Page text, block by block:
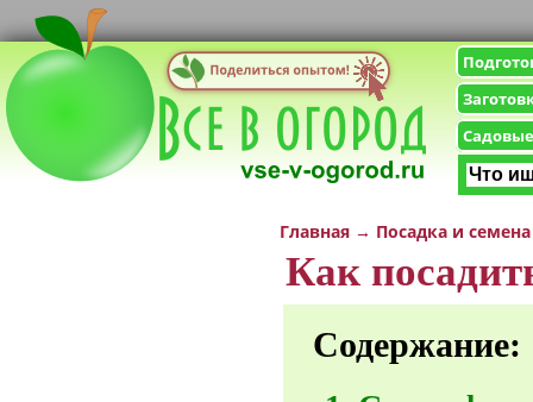
Главная → Посадка и семена
Как
Содержание: